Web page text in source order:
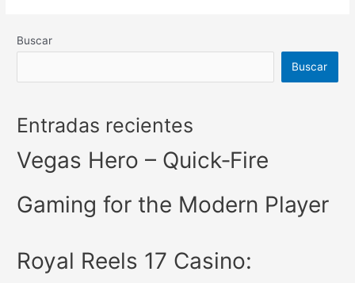
Buscar
Buscar
Entradas recientes
Vegas Hero – Quick‑Fire
Gaming for the Modern Player
Royal Reels 17 Casino: